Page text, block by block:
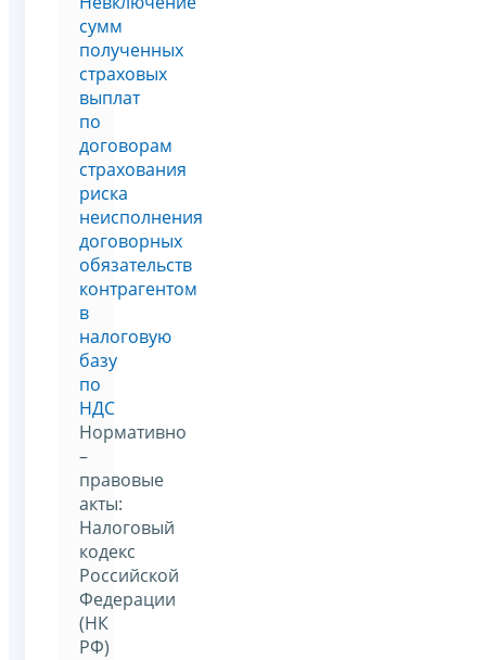
сумм
полученных
страховых
выплат
по
договорам
страхования
риска
неисполнения
договорных
обязательств
контрагентом
в
налоговую
базу
по
НДС
Нормативно
–
правовые
акты:
Налоговый
кодекс
Российской
Федерации
(НК
РФ)